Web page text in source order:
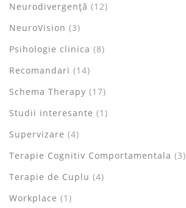
Neurodivergență (12)
NeuroVision (3)
Psihologie clinica (8)
Recomandari (14)
Schema Therapy (17)
Studii interesante (1)
Supervizare (4)
Terapie Cognitiv Comportamentala (3)
Terapie de Cuplu (4)
Workplace (1)